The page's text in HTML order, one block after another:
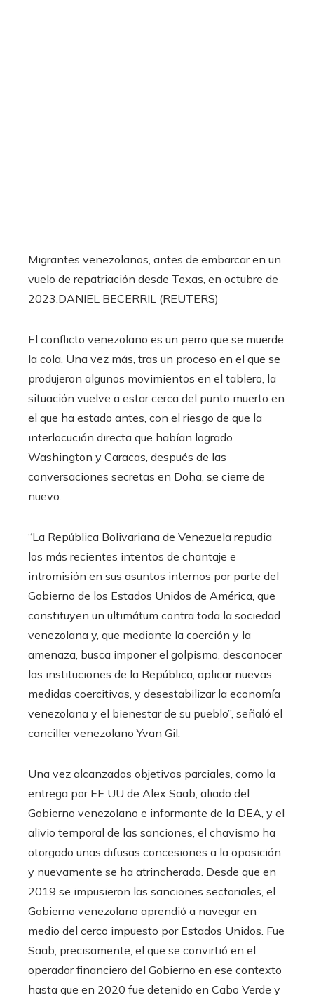
Migrantes venezolanos, antes de embarcar en un
vuelo de repatriación desde Texas, en octubre de
2023.DANIEL BECERRIL (REUTERS)
El conflicto venezolano es un perro que se muerde
la cola. Una vez más, tras un proceso en el que se
produjeron algunos movimientos en el tablero, la
situación vuelve a estar cerca del punto muerto en
el que ha estado antes, con el riesgo de que la
interlocución directa que habían logrado
Washington y Caracas, después de las
conversaciones secretas en Doha, se cierre de
nuevo.
“La República Bolivariana de Venezuela repudia
los más recientes intentos de chantaje e
intromisión en sus asuntos internos por parte del
Gobierno de los Estados Unidos de América, que
constituyen un ultimátum contra toda la sociedad
venezolana y, que mediante la coerción y la
amenaza, busca imponer el golpismo, desconocer
las instituciones de la República, aplicar nuevas
medidas coercitivas, y desestabilizar la economía
venezolana y el bienestar de su pueblo”, señaló el
canciller venezolano Yvan Gil.
Una vez alcanzados objetivos parciales, como la
entrega por EE UU de Alex Saab, aliado del
Gobierno venezolano e informante de la DEA, y el
alivio temporal de las sanciones, el chavismo ha
otorgado unas difusas concesiones a la oposición
y nuevamente se ha atrincherado. Desde que en
2019 se impusieron las sanciones sectoriales, el
Gobierno venezolano aprendió a navegar en
medio del cerco impuesto por Estados Unidos. Fue
Saab, precisamente, el que se convirtió en el
operador financiero del Gobierno en ese contexto
hasta que en 2020 fue detenido en Cabo Verde y